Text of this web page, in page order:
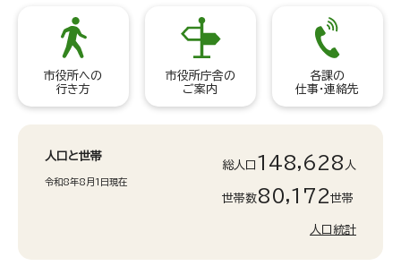
市役所への
行き方
市役所庁舎の
ご案内
各課の
仕事・連絡先
人口と世帯
令和8年8月1日現在
総人口 148,628 人
世帯数80,172世帯
人口統計